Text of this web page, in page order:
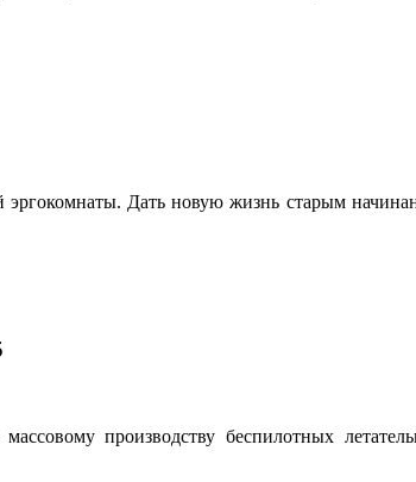
Дать новую жизнь старым
производству беспилотных